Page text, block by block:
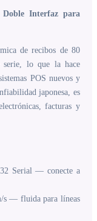
Interfaz para
de recibos de 80
lo que la hace
POS nuevos y
japonesa, es
facturas y
Serial — conecte a
s — fluida para líneas